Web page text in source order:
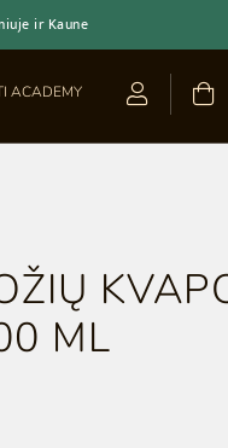
ir Kaune
ACADEMY
ML